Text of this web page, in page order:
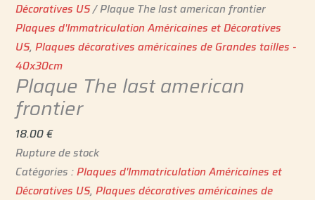
Décoratives US/ Plaque The last american frontier
Plaques d'Immatriculation Américaines et Décoratives
US,Plaques décoratives américaines de Grandes tailles -
40x30cm
Plaque The last american
frontier
18.00€
Rupture de stock
Catégories :Plaques d'Immatriculation Américaines et
Décoratives US,Plaques décoratives américaines de